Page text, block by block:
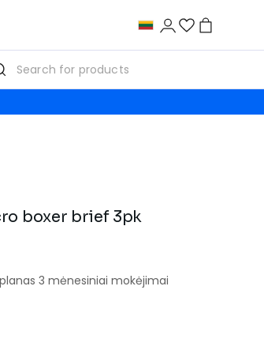
boxer brief 3pk
3 mėnesiniai mokėjimai